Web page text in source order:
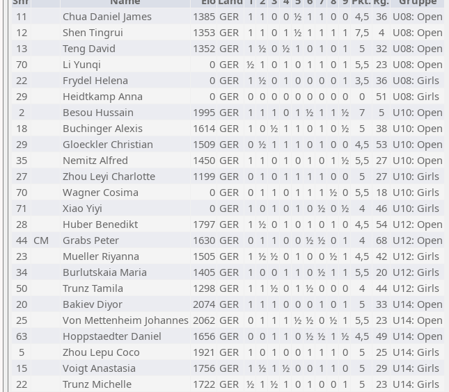
11
Chua Daniel James 1385 GER 1 1 0 0 ½ 1 1 0 0 4,5 36 U08: Open
12
Shen Tingrui 1353 GER 1 1 0 1 ½ 1 1 1 1 7,5 4
U08: Open
13
Teng David 1352 GER 1 ½ 0 ½ 1 0 1 0 1 5 32 U08: Open
70
Li Yunqi 0 GER ½ 1 0 1 0 1 1 0 1 5,5 23 U08: Open
22
Frydel Helena 0 GER 1 ½ 0 1 0 0 0 0 1 3,5 36 U08: Girls
29
Heidtkamp Anna 0 GER 0 0 0 0 0 0 0 0 0 0 51 U08: Girls
2
Besou Hussain 1995 GER 1 1 1 0 1 ½ 1 1 ½ 7 5
U10: Open
18
Buchinger Alexis 1614 GER 1 0 ½ 1 1 0 1 0 ½ 5 38 U10: Open
29
Gloeckler Christian 1509 GER 0 ½ 1 1 1 0 1 0 0 4,5 53 U10: Open
35
Nemitz Alfred 1450 GER 1 1 0 1 0 1 0 1 ½ 5,5 27 U10: Open
27
Zhou Leyi Charlotte 1199 GER 0 1 0 1 1 1 1 0 0 5 27 U10: Girls
70
Wagner Cosima 0 GER 0 1 1 0 1 1 1 ½ 0 5,5 18 U10: Girls
71
Xiao Yiyi 0 GER 1 0 1 0 1 0 ½ 0 ½ 4 46 U10: Girls
28
Huber Benedikt 1797 GER 1 ½ 0 1 0 1 0 1 0 4,5 54 U12: Open
44 CM Grabs Peter 1630 GER 0 1 1 0 0 ½ ½ 0 1 4 68 U12: Open
23
Mueller Riyanna 1505 GER 1 ½ ½ 0 1 0 0 ½ 1 4,5 42 U12: Girls
34
Burlutskaia Maria 1405 GER 1 0 0 1 1 0 ½ 1 1 5,5 20 U12: Girls
50
Trunz Tamila 1298 GER 1 1 ½ 0 1 ½ 0 0 0 4 44 U12: Girls
20
Bakiev Diyor 2074 GER 1 1 1 0 0 0 1 0 1 5 33 U14: Open
25
Von Mettenheim Johannes 2062 GER 0 1 1 1 ½ ½ 0 ½ 1 5,5 23 U14: Open
63
Hoppstaedter Daniel 1656 GER 0 0 1 1 0 ½ ½ 1 ½ 4,5 49 U14: Open
5
Zhou Lepu Coco 1921 GER 1 0 1 0 0 1 1 1 0 5 25 U14: Girls
15
Voigt Anastasia 1756 GER 1 ½ 1 ½ 0 0 1 1 0 5 29 U14: Girls
22
Trunz Michelle 1722 GER ½ 1 ½ 1 0 1 0 0 1 5 23 U14: Girls